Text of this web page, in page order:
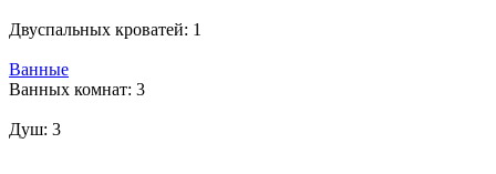
Двуспальных кроватей: 1
Ванные
Ванных комнат: 3
Душ: 3